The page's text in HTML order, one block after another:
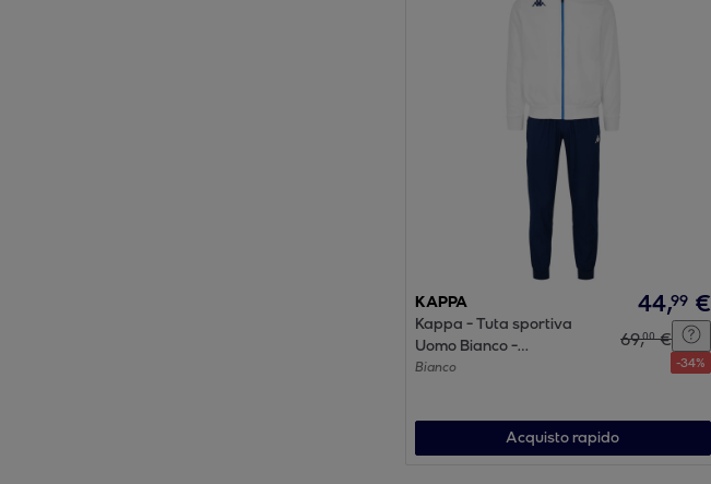
KAPPA
Kappa - Tuta sportiva
Uomo Bianco -
KAPPA4SOCCER
Bianco
44,99 €
69,00 €
-34%
Acquisto rapido